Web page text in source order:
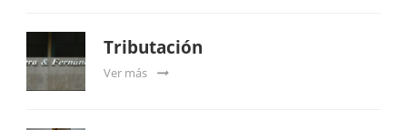
Tributación
Ver más